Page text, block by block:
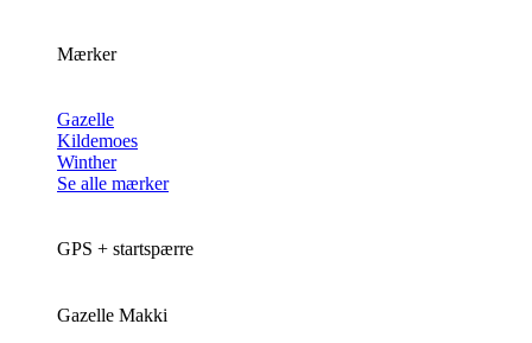
Mærker
Gazelle
Kildemoes
Winther
Se alle mærker
GPS + startspærre
Gazelle Makki